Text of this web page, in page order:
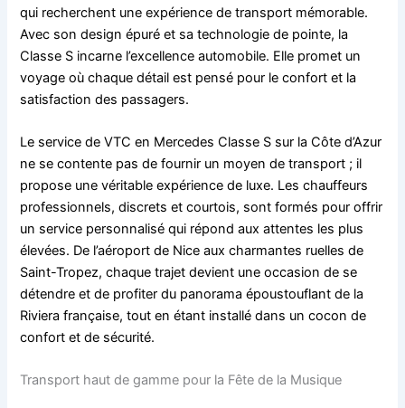
qui recherchent une expérience de transport mémorable.
Avec son design épuré et sa technologie de pointe, la
Classe S incarne l’excellence automobile. Elle promet un
voyage où chaque détail est pensé pour le confort et la
satisfaction des passagers.
Le service de VTC en Mercedes Classe S sur la Côte d’Azur
ne se contente pas de fournir un moyen de transport ; il
propose une véritable expérience de luxe. Les chauffeurs
professionnels, discrets et courtois, sont formés pour offrir
un service personnalisé qui répond aux attentes les plus
élevées. De l’aéroport de Nice aux charmantes ruelles de
Saint-Tropez, chaque trajet devient une occasion de se
détendre et de profiter du panorama époustouflant de la
Riviera française, tout en étant installé dans un cocon de
confort et de sécurité.
Transport haut de gamme pour la Fête de la Musique